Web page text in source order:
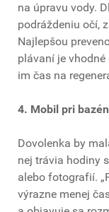
na úpravu vody.
podráždeniu očí,
Najlepšou
plávaní je
im čas na
4. Mobil pri
Dovolenka by
nej trávia hodiny
alebo fotografií.
výrazne menej